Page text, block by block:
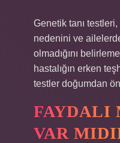
Genetik tanı
nedenini ve
olmadığını
hastalığın erken
testler doğumdan
FAYDALI
VAR